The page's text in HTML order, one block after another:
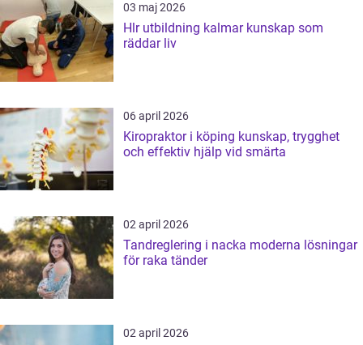
03 maj 2026
Hlr utbildning kalmar kunskap som
räddar liv
06 april 2026
Kiropraktor i köping kunskap, trygghet
och effektiv hjälp vid smärta
02 april 2026
Tandreglering i nacka moderna lösningar
för raka tänder
02 april 2026